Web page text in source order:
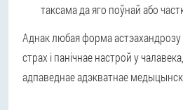
таксама да яго поўнай або
Аднак любая форма астэахандрозу
страх і панічнае настрой у
адпаведнае адэкватнае